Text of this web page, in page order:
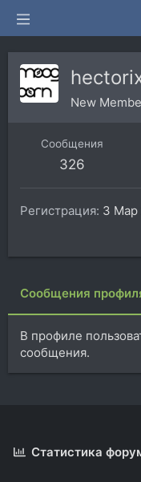
New
Сообщения
326
Регистрация 3 Мар
Сообщения
В профиле
сообщения.
Статистика